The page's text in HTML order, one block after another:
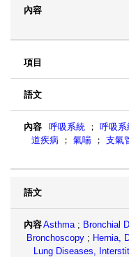
呼吸系統 ； 呼吸系
道疾病
； 氣喘 ； 支氣
Asthma ; Bronchial
Bronchoscopy ; Hernia,
Lung Diseases,